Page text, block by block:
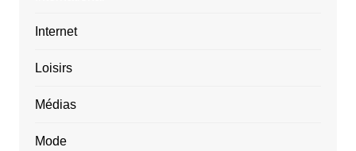
Internet
Loisirs
Médias
Mode